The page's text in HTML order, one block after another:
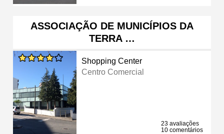
ASSOCIAÇÃO DE MUNICÍPIOS DA
TERRA …
Shopping Center
Centro Comercial
23 avaliações
10 comentários